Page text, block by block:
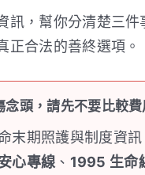
訊，幫你分清楚三
正合法的善終選項。
念頭，請先不要比較費
末期照護與制度資
心專線 、 1995 生命